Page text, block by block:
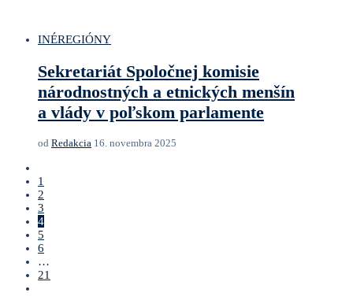
INÉREGIÓNY
Sekretariát Spoločnej komisie
národnostných a etnických menšín
a vlády v poľskom parlamente
od Redakcia 16. novembra 2025
1
2
3
4
5
6
…
21